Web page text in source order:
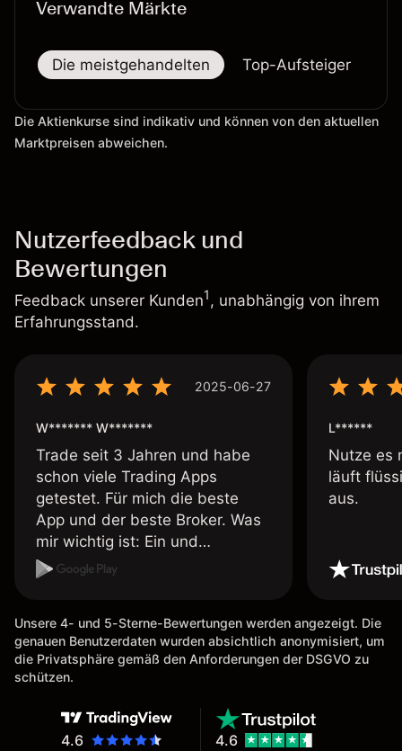
Verwandte Märkte
Die meistgehandelten Top-Aufsteiger
Die Aktienkurse sind indikativ und können von den aktuellen
Marktpreisen abweichen.
Nutzerfeedback und
Bewertungen
Feedback unserer Kunden1, unabhängig von ihrem
Erfahrungsstand.
2025-06-27
W******* W*******
Trade seit 3 Jahren und habe
schon viele Trading Apps
getestet. Für mich die beste
App und der beste Broker. Was
mir wichtig ist: Ein und
Auszahlungen per Kreditkarte
möglich. Berichte, Auszüge OK.
Eine Diagrammfunktion wie es
bei Naga ist wäre
L******
Nutze es
läuft
aus.
Unsere 4- und 5-Sterne-Bewertungen werden angezeigt. Die
genauen Benutzerdaten wurden absichtlich anonymisiert, um
die Privatsphäre gemäß den Anforderungen der DSGVO zu
schützen.
4.6 4.6